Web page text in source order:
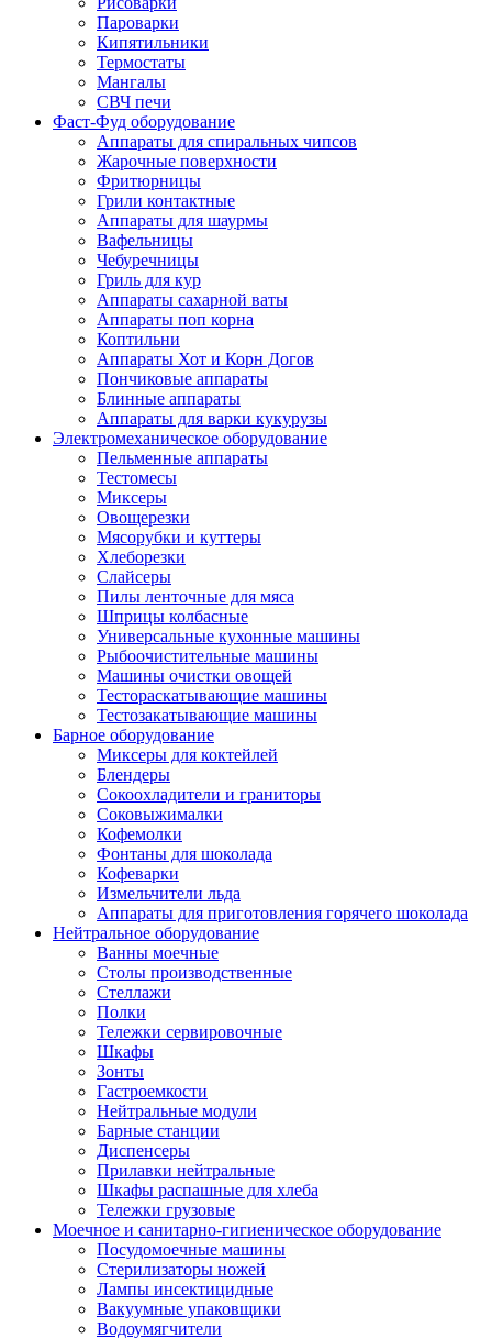
Пароварки
Кипятильники
Термостаты
Мангалы
СВЧ печи
Фаст-Фуд оборудование
Аппараты для спиральных чипсов
Жарочные поверхности
Фритюрницы
Грили контактные
Аппараты для шаурмы
Вафельницы
Чебуречницы
Гриль для кур
Аппараты сахарной ваты
Аппараты поп корна
Коптильни
Аппараты Хот и Корн Догов
Пончиковые аппараты
Блинные аппараты
Аппараты для варки кукурузы
Электромеханическое оборудование
Пельменные аппараты
Тестомесы
Миксеры
Овощерезки
Мясорубки и куттеры
Хлеборезки
Слайсеры
Пилы ленточные для мяса
Шприцы колбасные
Универсальные кухонные машины
Рыбоочистительные машины
Машины очистки овощей
Тестораскатывающие машины
Тестозакатывающие машины
Барное оборудование
Миксеры для коктейлей
Блендеры
Сокоохладители и граниторы
Соковыжималки
Кофемолки
Фонтаны для шоколада
Кофеварки
Измельчители льда
Аппараты для приготовления горячего шоколада
Нейтральное оборудование
Ванны моечные
Столы производственные
Стеллажи
Полки
Тележки сервировочные
Шкафы
Зонты
Гастроемкости
Нейтральные модули
Барные станции
Диспенсеры
Прилавки нейтральные
Шкафы распашные для хлеба
Тележки грузовые
Моечное и санитарно-гигиеническое оборудование
Посудомоечные машины
Стерилизаторы ножей
Лампы инсектицидные
Вакуумные упаковщики
Водоумягчители